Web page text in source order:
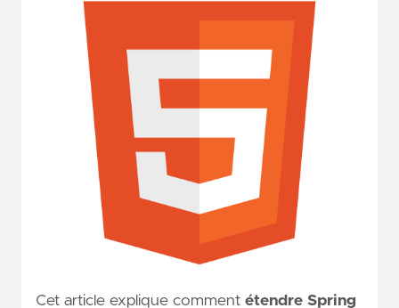
Cet article explique comment étendre Spring